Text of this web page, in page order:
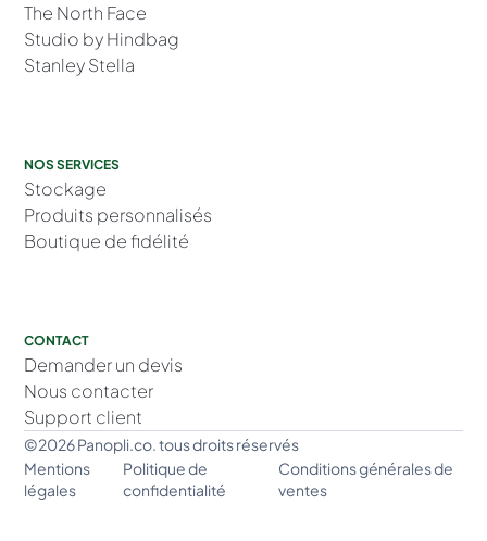
The North Face
Studio by Hindbag
Stanley Stella
NOS SERVICES
Stockage
Produits personnalisés
Boutique de fidélité
CONTACT
Demander un devis
Nous contacter
Support client
©2026 Panopli.co. tous droits réservés
Mentions
légales
Politique de
confidentialité
Conditions générales de
ventes